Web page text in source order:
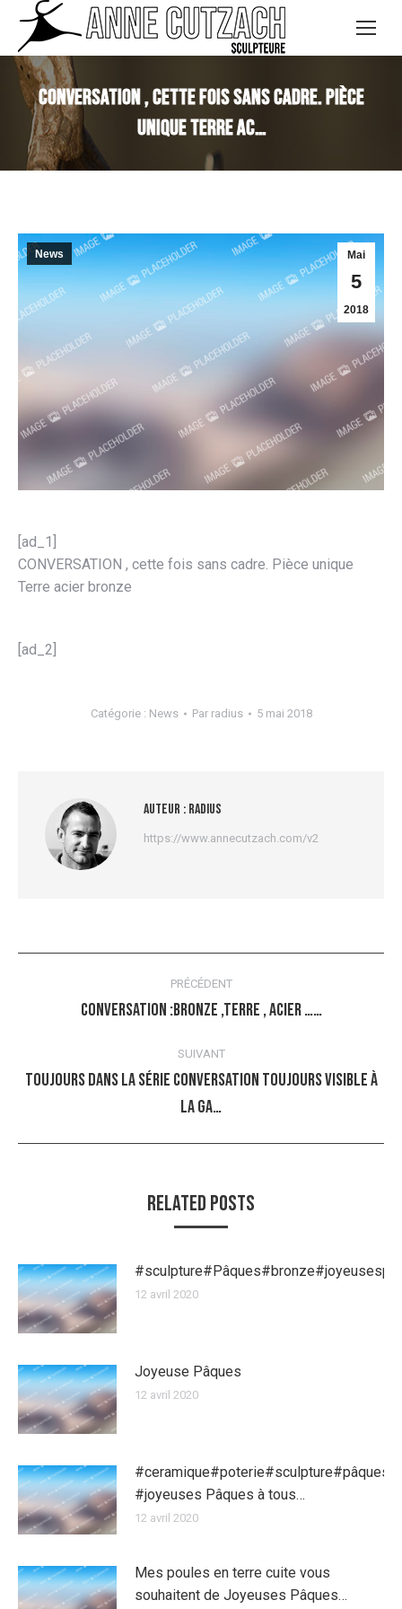
CONVERSATION , cette fois sans cadre. Pièce
unique Terre ac…
Mai
5
2018
News
[ad_1]
CONVERSATION , cette fois sans cadre. Pièce unique
Terre acier bronze
[ad_2]
Catégorie : News Par radius 5 mai 2018
Auteur : radius
https://www.annecutzach.com/v2
article
PRÉCÉDENT
Article
:
CONVERSATION :bronze ,terre , Acier ……
SUIVANT
suivant
Toujours dans la série CONVERSATION toujours visible à
la Ga…
Related Posts
12 avril 2020
Joyeuse Pâques
12 avril 2020
#ceramique#poterie#sculpture#pâques
#joyeuses Pâques à tous…
12 avril 2020
Mes poules en terre cuite vous
souhaitent de Joyeuses Pâques…